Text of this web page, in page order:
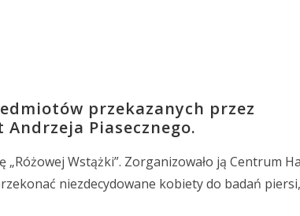
przekazanych przez
Piasecznego.
Wstążki”. Zorganizowało ją Centrum
niezdecydowane kobiety do badań